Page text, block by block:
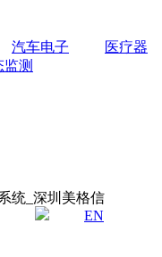
汽车电子
医疗器
测
EN